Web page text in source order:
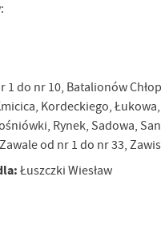
1 do nr 10, Batalionów
Kordeckiego,
Rynek, Sadowa,
od nr 1 do nr 33,
Łuszczki Wiesław